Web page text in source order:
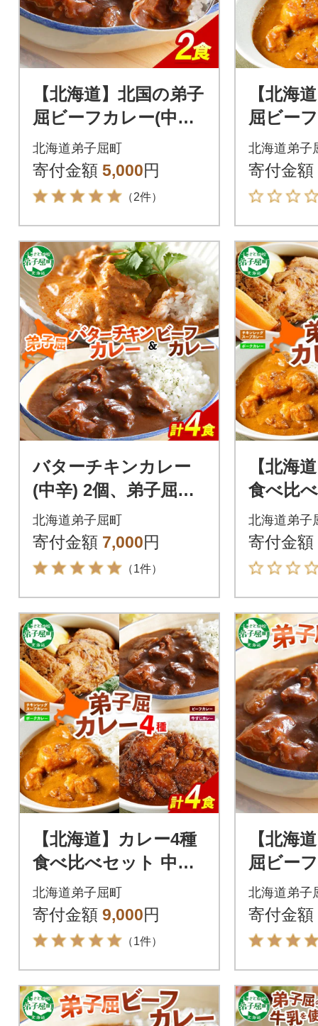
【北海道】北国の弟子
屈ビーフカレー(中辛)
200g×2個 548
北海道弟子屈町
寄付金額 5,000円
（2件）
【北海
屈ビー
屈ポー
食べ比
3750
北海道弟子
寄付金額
バターチキンカレー
(中辛) 2個、弟子屈ビ
ーフカレー(中辛) 2個
3752
北海道弟子屈町
寄付金額 7,000円
（1件）
【北海
食べ比
計8個(
ビーフ
すじ)
北海道弟子
寄付金額
【北海道】カレー4種
食べ比べセット 中辛
計4個(チキンスープ・
ビーフ・ポーク・牛
すじ) 3755
北海道弟子屈町
寄付金額 9,000円
（1件）
【北海
屈ビー
北海道弟子
寄付金額